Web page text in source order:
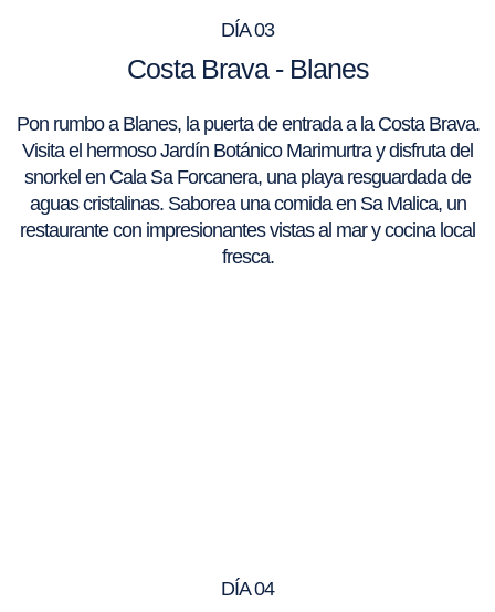
DÍA 03
Costa Brava - Blanes
Pon rumbo a Blanes, la puerta de entrada a la Costa Brava.
Visita el hermoso Jardín Botánico Marimurtra y disfruta del
snorkel en Cala Sa Forcanera, una playa resguardada de
aguas cristalinas. Saborea una comida en Sa Malica, un
restaurante con impresionantes vistas al mar y cocina local
fresca.
DÍA 04